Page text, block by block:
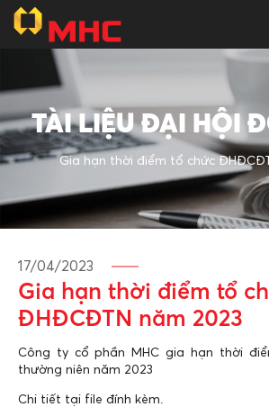
TÀI LIỆU ĐẠI HỘI
Gia hạn thời điểm tổ chức
17/04/2023
Gia hạn thời điểm tổ
ĐHĐCĐTN năm 2023
Công ty cổ phần MHC gia hạn thời
thường niên năm 2023
Chi tiết tại file đính kèm.